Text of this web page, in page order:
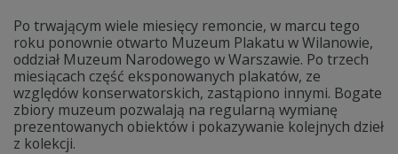
Po trwającym wiele miesięcy remoncie, w marcu tego
roku ponownie otwarto Muzeum Plakatu w Wilanowie,
oddział Muzeum Narodowego w Warszawie. Po trzech
miesiącach część eksponowanych plakatów, ze
względów konserwatorskich, zastąpiono innymi. Bogate
zbiory muzeum pozwalają na regularną wymianę
prezentowanych obiektów i pokazywanie kolejnych dzieł
z kolekcji.